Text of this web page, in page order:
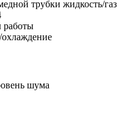
трубки жидкость/газ
охлаждение
шума